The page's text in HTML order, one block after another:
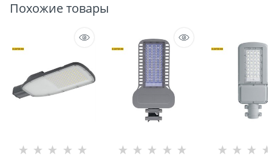
Похожие товары